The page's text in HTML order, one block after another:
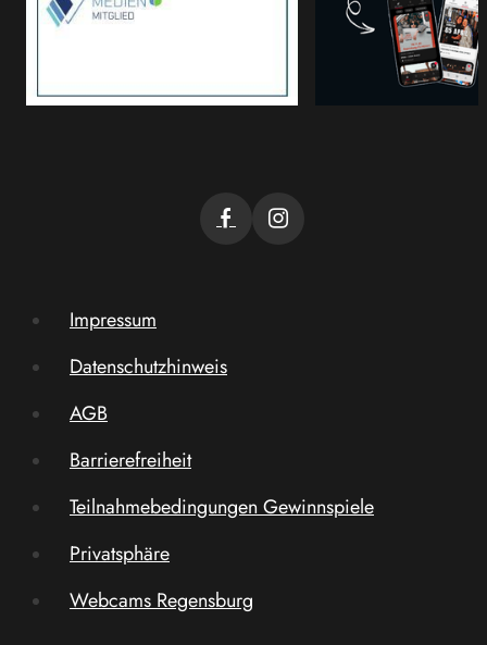
Impressum
Datenschutzhinweis
AGB
Barrierefreiheit
Teilnahmebedingungen Gewinnspiele
Privatsphäre
Webcams Regensburg